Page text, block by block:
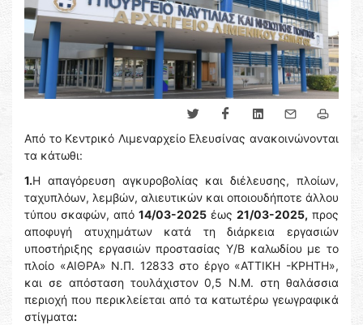
Από το Κεντρικό Λιμεναρχείο Ελευσίνας ανακοινώνονται
τα κάτωθι:
1.Η απαγόρευση αγκυροβολίας και διέλευσης, πλοίων,
ταχυπλόων, λεμβών, αλιευτικών και οποιουδήποτε άλλου
τύπου σκαφών, από 14/03-2025έως 21/03-2025, προς
αποφυγή ατυχημάτων κατά τη διάρκεια εργασιών
υποστήριξης εργασιών προστασίας Υ/Β καλωδίου με το
πλοίο «ΑΙΘΡΑ» Ν.Π. 12833 στο έργο «ΑΤΤΙΚΗ -ΚΡΗΤΗ»,
και σε απόσταση τουλάχιστον 0,5 Ν.Μ. στη θαλάσσια
περιοχή που περικλείεται από τα κατωτέρω γεωγραφικά
στίγματα: